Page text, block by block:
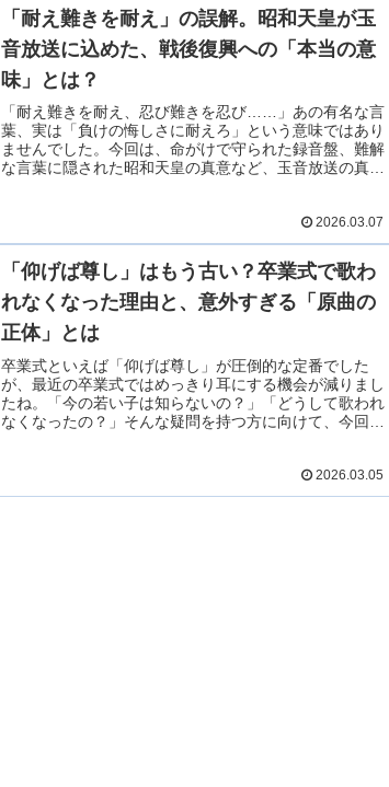
「耐え難きを耐え」の誤解。昭和天皇が玉
音放送に込めた、戦後復興への「本当の意
味」とは？
「耐え難きを耐え、忍び難きを忍び……」あの有名な言
葉、実は「負けの悔しさに耐えろ」という意味ではあり
ませんでした。今回は、命がけで守られた録音盤、難解
な言葉に隠された昭和天皇の真意など、玉音放送の真実
2026.03.07
「仰げば尊し」はもう古い？卒業式で歌わ
れなくなった理由と、意外すぎる「原曲の
正体」とは
卒業式といえば「仰げば尊し」が圧倒的な定番でした
が、最近の卒業式ではめっきり耳にする機会が減りまし
たね。「今の若い子は知らないの？」「どうして歌われ
なくなったの？」そんな疑問を持つ方に向けて、今回は
2026.03.05